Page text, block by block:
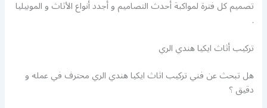
تصميم كل فترة لمواكبة أحدث التصاميم و أجدد أنواع الأثاث و الموبيليا
.
تركيب أثاث ايكيا هندي الري
هل تبحث عن فني تركيب اثاث ايكيا هندي الري محترف في عمله و
دقيق ؟